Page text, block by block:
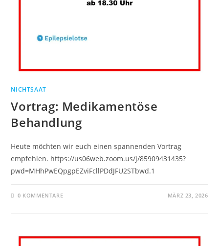
NICHTSAAT
Vortrag: Medikamentöse
Behandlung
Heute möchten wir euch einen spannenden Vortrag
empfehlen. https://us06web.zoom.us/j/85909431435?
pwd=MHhPwEQpgpEZviFcllPDdJFU2STbwd.1
0 KOMMENTARE MÄRZ 23, 2026